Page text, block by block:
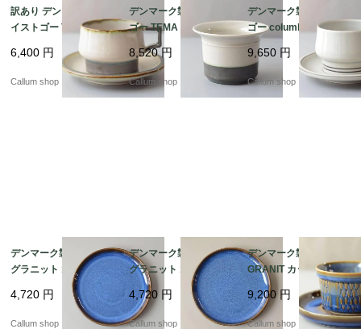
訳あり デンマーク製 ク
イストゴー TEMA ティ
ィーマ B&G Bing & Gr
ondahl J.H.Quistgaard
北欧ヴィンテージ アン
6,400 円
Callum shop
デンマーク製 クイスト
ゴー TEMA ボウル 鉢
器 ティーマ B&G Bing
& Grondahl J.H.Quistg
aard 北欧ヴィンテージ
アンティーク_it4610
8,520円
Callum shop
デンマーク製 クイスト
ゴー columbia ティー
カップ＆ソーサー コロ
ンビア B&G Bing & Gr
ondahl J.H.Quistgaard
北欧ヴィンテージ アン
9,650 円
Callum shop
デンマーク製 SOHOLM
グラニット 18cm プレ
ート お皿 スーホルム G
RANIT 北欧食器 北欧雑
貨 ヴィンテージ アンテ
4,720 円
Callum shop
デンマーク製 SOHOLM
グラニット 18cm プレ
ート お皿 スーホルム G
RANIT 北欧食器 北欧雑
貨 ヴィンテージ アンテ
4,720 円
Callum shop
デンマーク製 SOHOLM
GRANIT カップ＆ソー
サー スーホルム グラニ
ット 北欧食器 北欧雑貨
ヴィンテージ アンティ
9,200円
Callum shop